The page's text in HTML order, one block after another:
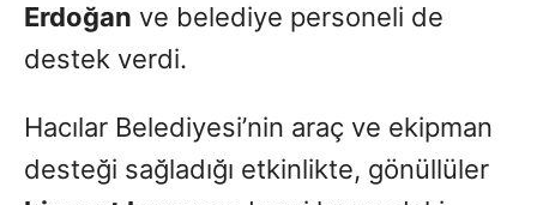
Erdoğan ve belediye personeli de
destek verdi.
Hacılar Belediyesi’nin araç ve ekipman
desteği sağladığı etkinlikte, gönüllüler